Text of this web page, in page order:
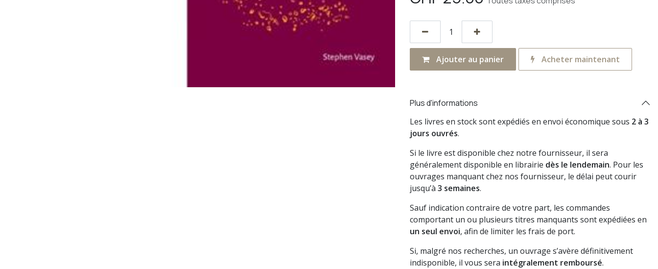
Ajouter au panier Acheter maintenant
Plus d'informations
Les livres en stock sont expédiés en envoi économique sous 2 à 3
jours ouvrés.
Si le livre est disponible chez notre fournisseur, il sera
généralement disponible en librairie dès le lendemain. Pour les
ouvrages manquant chez nos fournisseur, le délai peut courir
jusqu’à 3 semaines.
Sauf indication contraire de votre part, les commandes
comportant un ou plusieurs titres manquants sont expédiées en
un seul envoi, afin de limiter les frais de port.
Si, malgré nos recherches, un ouvrage s’avère définitivement
indisponible, il vous sera intégralement remboursé.